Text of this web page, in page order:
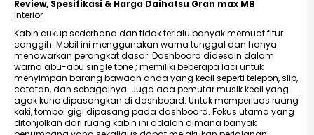
Review, Spesifikasi & Harga Daihatsu Gran max MB
Interior
Kabin cukup sederhana dan tidak terlalu banyak memuat fitur
canggih. Mobil ini menggunakan warna tunggal dan hanya
menawarkan perangkat dasar. Dashboard didesain dalam
warna abu-abu single tone ; memiliki beberapa laci untuk
menyimpan barang bawaan anda yang kecil seperti telepon, slip,
catatan, dan sebagainya. Juga ada pemutar musik kecil yang
agak kuno dipasangkan di dashboard. Untuk memperluas ruang
kaki, tombol gigi dipasang pada dashboard. Fokus utama yang
ditonjolkan dari ruang kabin ini adalah dimana banyak